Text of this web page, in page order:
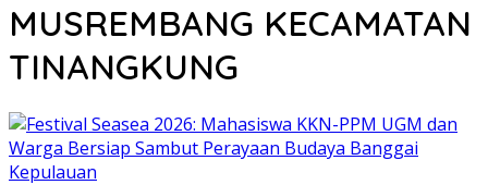
MUSREMBANG KECAMATAN
TINANGKUNG